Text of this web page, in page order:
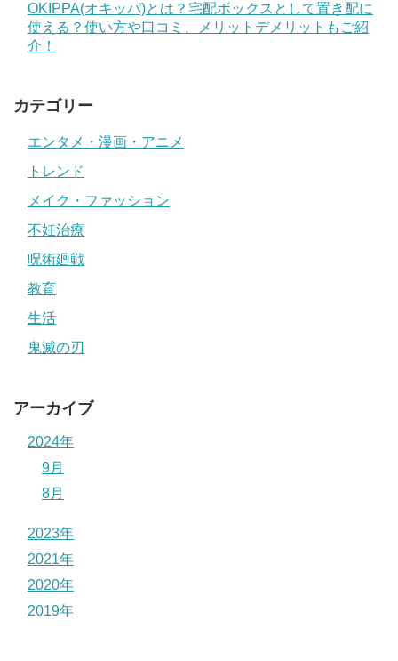
OKIPPA(オキッパ)とは？宅配ボックスとして置き配に
使える？使い方や口コミ、メリットデメリットもご紹
介！
カテゴリー
エンタメ・漫画・アニメ
トレンド
メイク・ファッション
不妊治療
呪術廻戦
教育
生活
鬼滅の刃
アーカイブ
2024年
9月
8月
2023年
2021年
2020年
2019年